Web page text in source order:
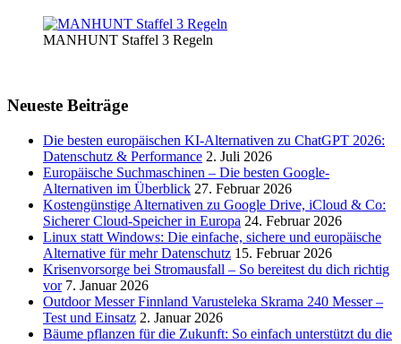
MANHUNT Staffel 3 Regeln
Neueste Beiträge
Die besten europäischen KI-Alternativen zu ChatGPT 2026:
Datenschutz & Performance 2. Juli 2026
Europäische Suchmaschinen – Die besten Google-
Alternativen im Überblick 27. Februar 2026
Kostengünstige Alternativen zu Google Drive, iCloud & Co:
Sicherer Cloud-Speicher in Europa 24. Februar 2026
Linux statt Windows: Die einfache, sichere und europäische
Alternative für mehr Datenschutz 15. Februar 2026
Krisenvorsorge bei Stromausfall – So bereitest du dich richtig
vor 7. Januar 2026
Outdoor Messer Finnland Varusteleka Skrama 240 Messer –
Test und Einsatz 2. Januar 2026
Bäume pflanzen für die Zukunft: So einfach unterstützt du die